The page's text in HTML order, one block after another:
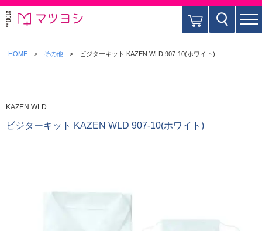
HOME その他 ビジターキット KAZEN WLD 907-10(ホワイト)
KAZEN WLD
ビジターキット KAZEN WLD 907-10(ホワイト)